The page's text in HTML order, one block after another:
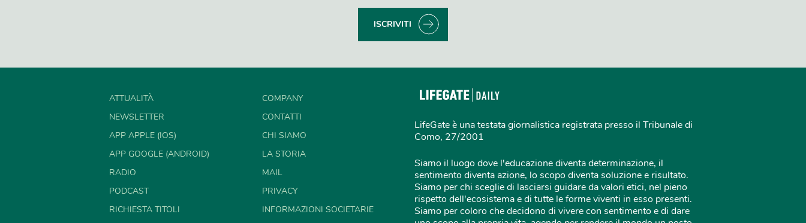
ISCRIVITI
ATTUALITÀ
NEWSLETTER
APP APPLE (IOS)
APP GOOGLE (ANDROID)
RADIO
PODCAST
RICHIESTA TITOLI
COMPANY
CONTATTI
CHI SIAMO
LA STORIA
MAIL
PRIVACY
INFORMAZIONI SOCIETARIE
LifeGate è una testata giornalistica registrata presso il Tribunale di
Como, 27/2001
Siamo il luogo dove l'educazione diventa determinazione, il
sentimento diventa azione, lo scopo diventa soluzione e risultato.
Siamo per chi sceglie di lasciarsi guidare da valori etici, nel pieno
rispetto dell'ecosistema e di tutte le forme viventi in esso presenti.
Siamo per coloro che decidono di vivere con sentimento e di dare